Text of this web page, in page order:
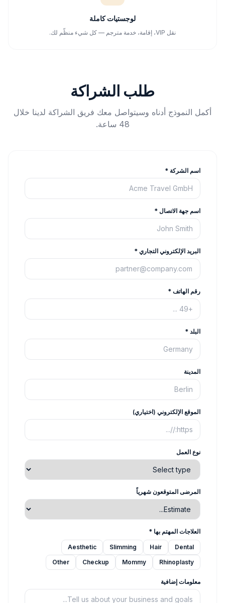
لوجستيات كاملة
نقل VIP، إقامة، خدمة مترجم — كل شيء منظّم لك.
طلب الشراكة
أكمل النموذج أدناه وسيتواصل معك فريق الشراكة لدينا خلال
48 ساعة.
اسم الشركة *
اسم جهة الاتصال *
البريد الإلكتروني التجاري *
رقم الهاتف *
البلد *
المدينة
الموقع الإلكتروني (اختياري)
نوع العمل
المرضى المتوقعون شهرياً
العلاجات المهتم بها *
Dental
Hair
Slimming
Aesthetic
Rhinoplasty
Mommy
Checkup
Other
معلومات إضافية